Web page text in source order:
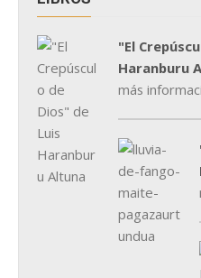
"El
Haranburu
más